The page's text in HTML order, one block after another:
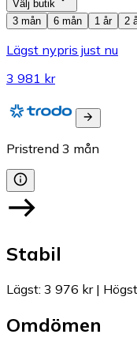
Välj butik
3 mån
6 mån 1 år 2
Lägst nypris just nu
3 981 kr
Pristrend 3 mån
Stabil
Lägst: 3 976 kr| Högst
Omdömen